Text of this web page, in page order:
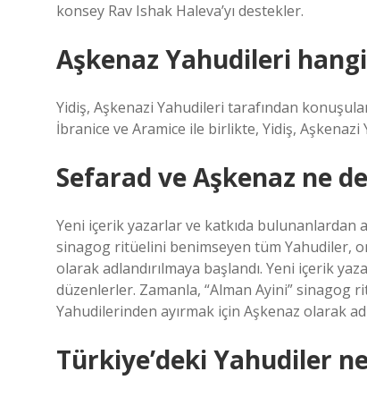
konsey Rav Ishak Haleva’yı destekler.
Aşkenaz Yahudileri
Yidiş, Aşkenazi Yahudileri tarafından
İbranice ve Aramice ile birlikte, Yidiş,
Sefarad ve Aşkenaz ne
Yeni içerik yazarlar ve katkıda bulunanlardan
sinagog ritüelini benimseyen tüm Yahudiler,
olarak adlandırılmaya başlandı. Yeni içerik
düzenlerler. Zamanla, “Alman Ayini” sinagog
Yahudilerinden ayırmak için Aşkenaz olarak
Türkiye’deki Yahudiler